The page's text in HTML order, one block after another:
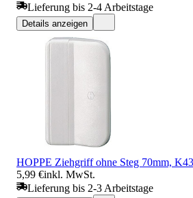
Lieferung bis 2-4 Arbeitstage
Details anzeigen
HOPPE Ziehgriff ohne Steg 70mm,
5,99 €inkl. MwSt.
Lieferung bis 2-3 Arbeitstage